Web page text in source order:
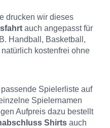
drucken wir dieses
auch angepasst für
Handball, Basketball,
kostenfrei ohne
Spielerliste auf
Spielernamen
Aufpreis dazu bestellt
Shirts auch